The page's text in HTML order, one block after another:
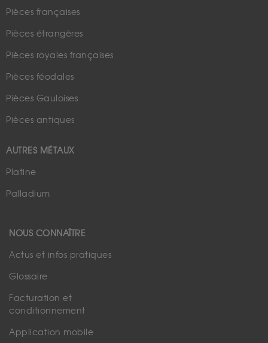
Pièces françaises
Pièces étrangères
Pièces royales françaises
Pièces féodales
Pièces Gauloises
Pièces antiques
AUTRES MÉTAUX
Platine
Palladium
NOUS CONNAÎTRE
Actus et infos pratiques
Glossaire
Facturation et
conditionnement
Application mobile